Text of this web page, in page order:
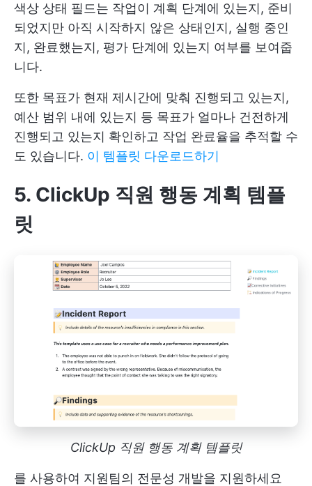
색상 상태 필드는 작업이 계획 단계에 있는지, 준비
되었지만 아직 시작하지 않은 상태인지, 실행 중인
지, 완료했는지, 평가 단계에 있는지 여부를 보여줍
니다.
또한 목표가 현재 제시간에 맞춰 진행되고 있는지,
예산 범위 내에 있는지 등 목표가 얼마나 건전하게
진행되고 있는지 확인하고 작업 완료율을 추적할 수
도 있습니다. 이 템플릿 다운로드하기
5. ClickUp 직원 행동 계획 템플
릿
ClickUp 직원 행동 계획 템플릿
를 사용하여 지원팀의 전문성 개발을 지원하세요